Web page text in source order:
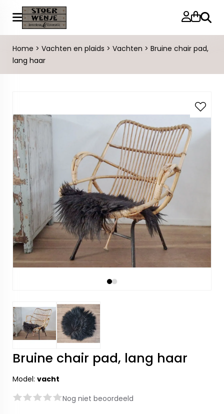
Home > Vachten en plaids > Vachten > Bruine chair pad,
lang haar
Bruine chair pad, lang haar
Model: vacht
Nog niet beoordeeld